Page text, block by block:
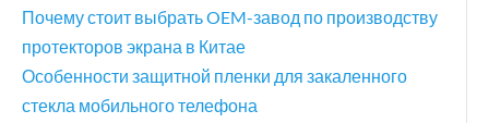
Почему стоит выбрать OEM-завод по производству
протекторов экрана в Китае
Особенности защитной пленки для закаленного
стекла мобильного телефона